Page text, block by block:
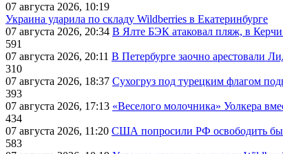
07 августа 2026, 10:19
Украина ударила по складу Wildberries в Екатеринбурге
07 августа 2026, 20:34 В Ялте БЭК атаковал пляж, в
591
07 августа 2026, 20:11 В Петербурге заочно арестовали
310
07 августа 2026, 18:37 Сухогруз под турецким флагом
393
07 августа 2026, 17:13 «Веселого молочника» Уолкера
434
07 августа 2026, 11:20 США попросили РФ освободить
583